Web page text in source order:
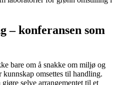
– konferansen som
bare om å snakke om miljø og
kunnskap omsettes til handling.
selve arrangementet til et